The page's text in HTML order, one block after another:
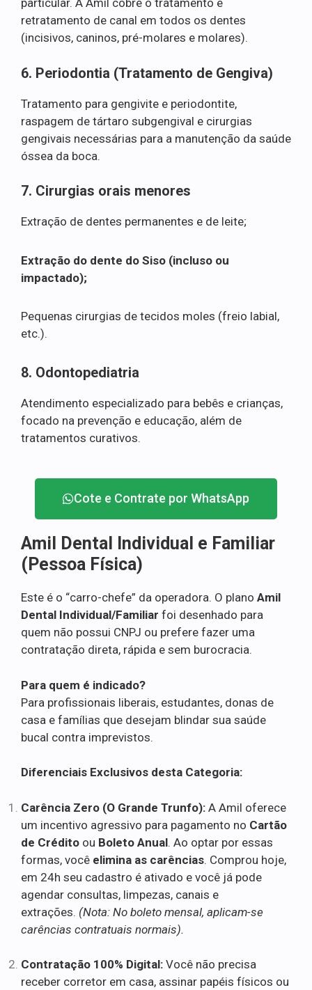
particular. A Amil cobre o tratamento e
retratamento de canal em todos os dentes
(incisivos, caninos, pré-molares e molares).
6. Periodontia (Tratamento de Gengiva)
Tratamento para gengivite e periodontite,
raspagem de tártaro subgengival e cirurgias
gengivais necessárias para a manutenção da saúde
óssea da boca.
7. Cirurgias orais menores
Extração de dentes permanentes e de leite;
Extração do dente do Siso (incluso ou
impactado);
Pequenas cirurgias de tecidos moles (freio labial,
etc.).
8. Odontopediatria
Atendimento especializado para bebês e crianças,
focado na prevenção e educação, além de
tratamentos curativos.
Cote e Contrate por WhatsApp
Amil Dental Individual e Familiar
(Pessoa Física)
Este é o “carro-chefe” da operadora. O plano Amil
Dental Individual/Familiar foi desenhado para
quem não possui CNPJ ou prefere fazer uma
contratação direta, rápida e sem burocracia.
Para quem é indicado?
Para profissionais liberais, estudantes, donas de
casa e famílias que desejam blindar sua saúde
bucal contra imprevistos.
Diferenciais Exclusivos desta Categoria:
Carência Zero (O Grande Trunfo): A Amil oferece
um incentivo agressivo para pagamento no Cartão
de Crédito ou Boleto Anual. Ao optar por essas
formas, você elimina as carências. Comprou hoje,
em 24h seu cadastro é ativado e você já pode
agendar consultas, limpezas, canais e
extrações. (Nota: No boleto mensal, aplicam-se
carências contratuais normais).
Contratação 100% Digital: Você não precisa
receber corretor em casa, assinar papéis físicos ou